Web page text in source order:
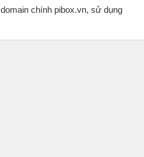
chính pibox.vn, sử dụng